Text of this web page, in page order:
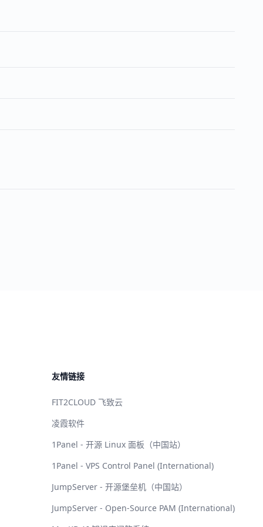
友情链接
FIT2CLOUD 飞致云
凌霞软件
1Panel - 开源 Linux 面板（中国站）
1Panel - VPS Control Panel (International)
JumpServer - 开源堡垒机（中国站）
JumpServer - Open-Source PAM (International)